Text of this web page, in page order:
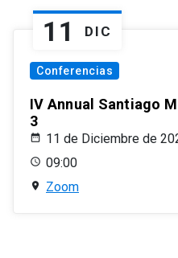
11 DIC
Conferencias
IV Annual Santiago
3
11 de Diciembre de
09:00
Zoom